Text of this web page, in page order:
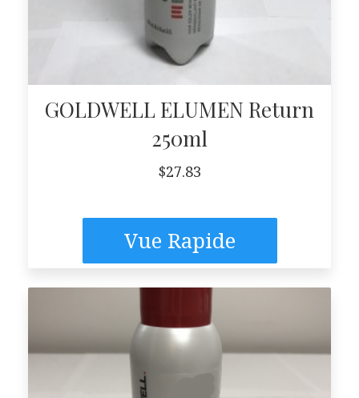
GOLDWELL ELUMEN Return
250ml
$27.83
Vue Rapide